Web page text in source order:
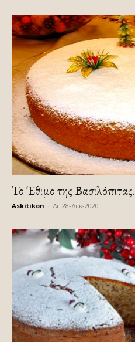
Το Έθιμο της Βασιλόπιτας.
Askitikon Δε 28-Δεκ-2020